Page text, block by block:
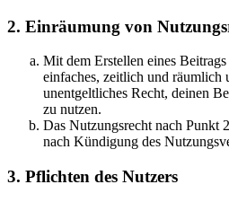
2. Einräumung von
Mit dem Erstellen eines
einfaches, zeitlich und räumlich
unentgeltliches Recht, deinen
zu nutzen.
Das Nutzungsrecht nach Punkt
nach Kündigung des
3. Pflichten des Nutzers